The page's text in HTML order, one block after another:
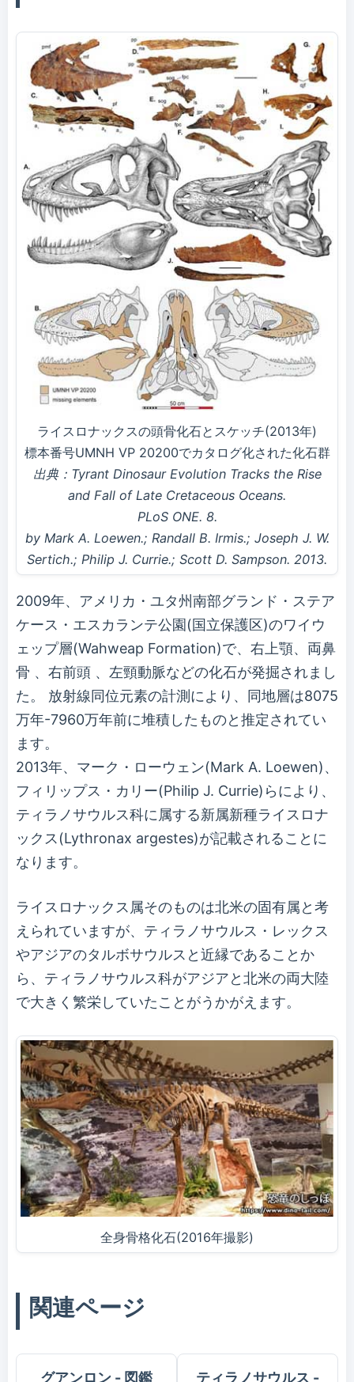
ライスロナックスの頭骨化石とスケッチ(2013年)
標本番号UMNH VP 20200でカタログ化された化石群
出典：Tyrant Dinosaur Evolution Tracks the Rise
and Fall of Late Cretaceous Oceans.
PLoS ONE. 8.
by Mark A. Loewen.; Randall B. Irmis.; Joseph J. W.
Sertich.; Philip J. Currie.; Scott D. Sampson. 2013.
2009年、アメリカ・ユタ州南部グランド・ステア
ケース・エスカランテ公園(国立保護区)のワイウ
ェップ層(Wahweap Formation)で、右上顎、両鼻
骨 、右前頭 、左頸動脈などの化石が発掘されまし
た。 放射線同位元素の計測により、同地層は8075
万年-7960万年前に堆積したものと推定されてい
ます。
2013年、マーク・ローウェン(Mark A. Loewen)、
フィリップス・カリー(Philip J. Currie)らにより、
ティラノサウルス科に属する新属新種ライスロナ
ックス(Lythronax argestes)が記載されることに
なります。
ライスロナックス属そのものは北米の固有属と考
えられていますが、ティラノサウルス・レックス
やアジアのタルボサウルスと近縁であることか
ら、ティラノサウルス科がアジアと北米の両大陸
で大きく繁栄していたことがうかがえます。
全身骨格化石(2016年撮影)
関連ページ
グアンロン - 図鑑 ティラノサウルス -